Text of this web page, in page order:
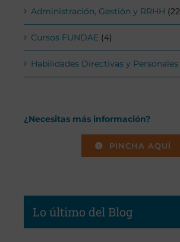
Administración, Gestión y RRHH
Cursos FUNDAE (4)
Habilidades Directivas y Personales
¿Necesitas más información?
PINCHA AQUÍ
Lo último del Blog